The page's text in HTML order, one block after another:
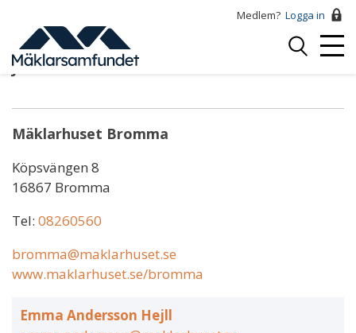
huvudinnehåll
Medlem? Logga in
Logga
Jonas Mattsson
Mäklarhuset Bromma
Köpsvängen 8
16867 Bromma
Tel: 08260560
bromma@maklarhuset.se
www.maklarhuset.se/bromma
Emma Andersson Hejll